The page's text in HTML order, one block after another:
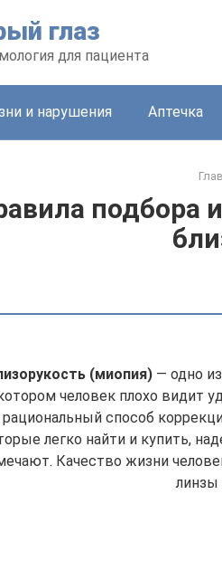
глаз
для пациента
и нарушения Аптечка
подбора
(миопия) — одно
человек плохо видит
рациональный способ
легко найти и купить,
Качество жизни
линзы